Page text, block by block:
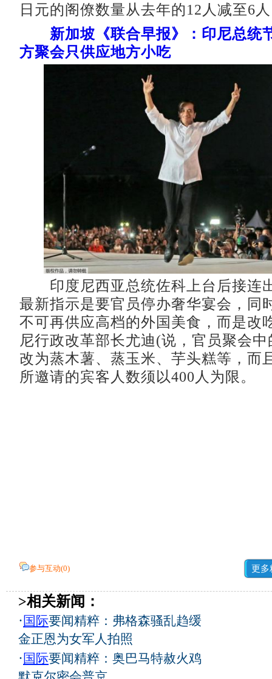
日元的阁僚数量从去年的12人减至6
新加坡《联合早报》：印尼总统
方聚会只供应地方小吃
印度尼西亚总统佐科上台后接连
最新指示是要官员停办奢华宴会，同
不可再供应高档的外国美食，而是改
尼行政改革部长尤迪(说，官员聚会
改为蒸木薯、蒸玉米、芋头糕等，而
所邀请的宾客人数须以400人为限。
参与互动(0) 更多
>相关新闻：
· 国际要闻精粹：弗格森骚乱趋缓
金正恩为女军人拍照
· 国际要闻精粹：奥巴马特赦火鸡